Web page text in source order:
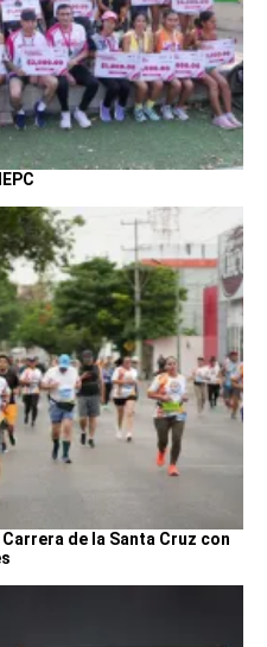
de la Santa Cruz con